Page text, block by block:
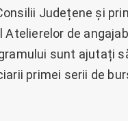
Județene și
Atelierelor de
sunt ajutați
primei serii de